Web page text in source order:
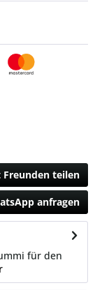
Freunden teilen
anfragen
für den